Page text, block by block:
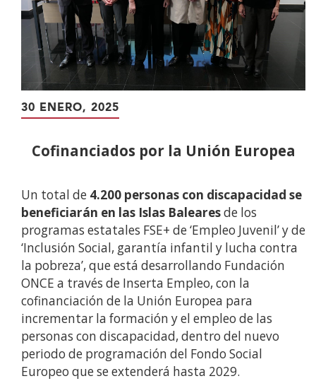
30 ENERO, 2025
Cofinanciados por la Unión Europea
Un total de 4.200 personas con discapacidad se
beneficiarán en las Islas Balearesde los
programas estatales FSE+ de ‘Empleo Juvenil’ y de
‘Inclusión Social, garantía infantil y lucha contra
la pobreza’, que está desarrollando Fundación
ONCE a través de Inserta Empleo, con la
cofinanciación de la Unión Europea para
incrementar la formación y el empleo de las
personas con discapacidad, dentro del nuevo
periodo de programación del Fondo Social
Europeo que se extenderá hasta 2029.